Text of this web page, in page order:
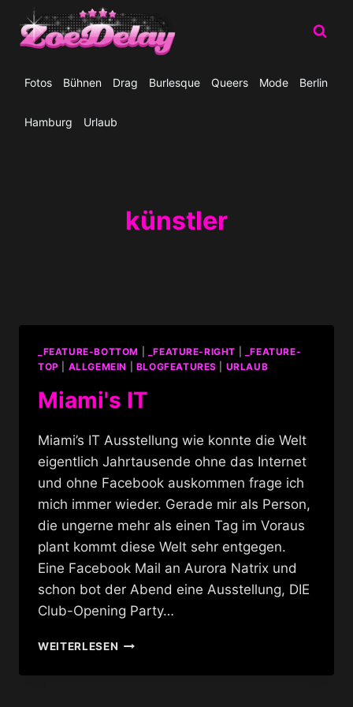
Inhalt
springen
Fotos Bühnen Drag Burlesque Queers Mode Berlin
Hamburg Urlaub
künstler
_FEATURE-BOTTOM _FEATURE-RIGHT
_FEATURE-
TOP
ALLGEMEIN BLOGFEATURES URLAUB
Miami's IT
Miami’s IT Ausstellung wie konnte die Welt
eigentlich Jahrtausende ohne das Internet
und ohne Facebook auskommen frage ich
mich immer wieder. Gerade mir als Person,
die ungerne mehr als einen Tag im Voraus
plant kommt diese Welt sehr entgegen.
Eine Facebook Mail an Aurora Natrix und
schon bot der Abend eine Ausstellung, DIE
Club-Opening Party…
WEITERLESENMIAMI'S